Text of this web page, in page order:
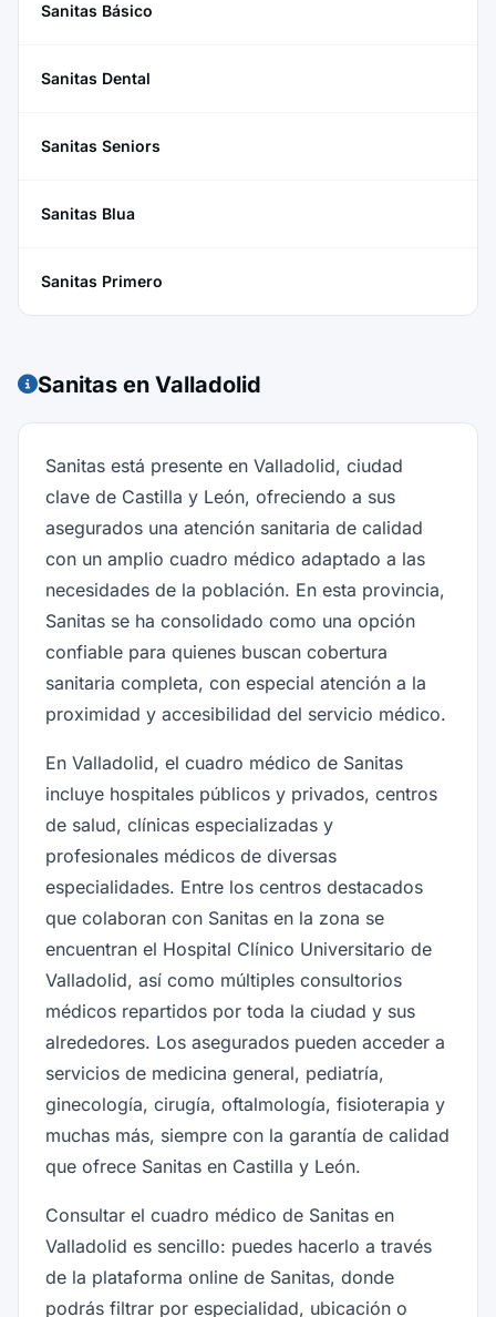
Sanitas Básico
Sanitas Dental
Sanitas Seniors
Sanitas Blua
Sanitas Primero
Sanitas en Valladolid
Sanitas está presente en Valladolid, ciudad
clave de Castilla y León, ofreciendo a sus
asegurados una atención sanitaria de calidad
con un amplio cuadro médico adaptado a las
necesidades de la población. En esta provincia,
Sanitas se ha consolidado como una opción
confiable para quienes buscan cobertura
sanitaria completa, con especial atención a la
proximidad y accesibilidad del servicio médico.
En Valladolid, el cuadro médico de Sanitas
incluye hospitales públicos y privados, centros
de salud, clínicas especializadas y
profesionales médicos de diversas
especialidades. Entre los centros destacados
que colaboran con Sanitas en la zona se
encuentran el Hospital Clínico Universitario de
Valladolid, así como múltiples consultorios
médicos repartidos por toda la ciudad y sus
alrededores. Los asegurados pueden acceder a
servicios de medicina general, pediatría,
ginecología, cirugía, oftalmología, fisioterapia y
muchas más, siempre con la garantía de calidad
que ofrece Sanitas en Castilla y León.
Consultar el cuadro médico de Sanitas en
Valladolid es sencillo: puedes hacerlo a través
de la plataforma online de Sanitas, donde
podrás filtrar por especialidad, ubicación o